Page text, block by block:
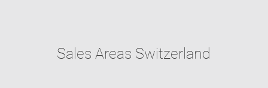
Sales Areas Switzerland